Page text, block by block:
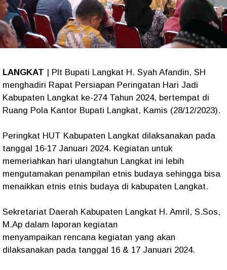
LANGKAT | Plt Bupati Langkat H. Syah Afandin, SH
menghadiri Rapat Persiapan Peringatan Hari Jadi
Kabupaten Langkat ke-274 Tahun 2024, bertempat di
Ruang Pola Kantor Bupati Langkat, Kamis (28/12/2023).
Peringkat HUT Kabupaten Langkat dilaksanakan pada
tanggal 16-17 Januari 2024. Kegiatan untuk
memeriahkan hari ulangtahun Langkat ini lebih
mengutamakan penampilan etnis budaya sehingga bisa
menaikkan etnis etnis budaya di kabupaten Langkat.
Sekretariat Daerah Kabupaten Langkat H. Amril, S.Sos,
M.Ap dalam laporan kegiatan
menyampaikan rencana kegiatan yang akan
dilaksanakan pada tanggal 16 & 17 Januari 2024.